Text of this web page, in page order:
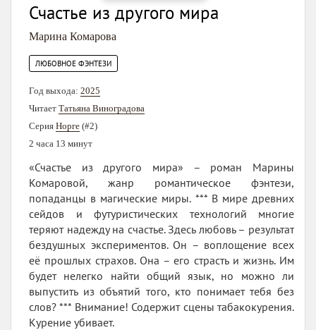
Счастье из другого мира
Марина Комарова
ЛЮБОВНОЕ ФЭНТЕЗИ
Год выхода: 2025
Читает Татьяна Виноградова
Серия Норге (#2)
2 часа 13 минут
«Счастье из другого мира» – роман Марины
Комаровой, жанр романтическое фэнтези,
попаданцы в магические миры. *** В мире древних
сейдов и футуристических технологий многие
теряют надежду на счастье. Здесь любовь – результат
бездушных экспериментов. Он – воплощение всех
её прошлых страхов. Она – его страсть и жизнь. Им
будет нелегко найти общий язык, но можно ли
выпустить из объятий того, кто понимает тебя без
слов? *** Внимание! Содержит сцены табакокурения.
Курение убивает.